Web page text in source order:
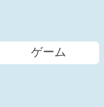
ゲーム